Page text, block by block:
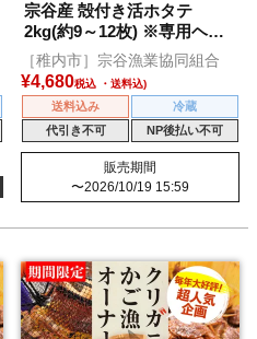
宗谷産 殻付き活ホタテ
2kg(約9～12枚) ※専用ヘラ
付き
［稚内市］宗谷漁業協同組合
¥4,680税込
送料込み
冷蔵
代引き不可
NP後払い不可
販売期間
〜2026/10/19 15:59